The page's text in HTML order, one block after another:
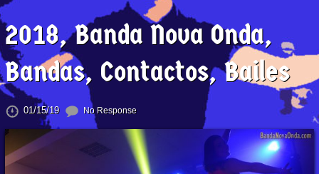
2018, Banda Nova Onda,
Bandas, Contactos, Bailes
01/15/19 No Response